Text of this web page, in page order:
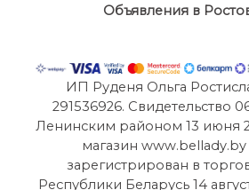
Объявления в
ИП Руденя Ольга
291536926. Свидетельство
Ленинским районом 13 июня
магазин
зарегистрирован в
Республики Беларусь 14